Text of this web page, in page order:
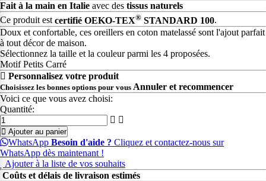
Fait à la main en Italie avec des tissus naturels
Ce produit estcertifié OEKO-TEX® STANDARD 100.
Doux et confortable, ces oreillers en coton matelassé sont l'ajout parfait
à tout décor de maison.
Sélectionnez la taille et la couleur parmi les 4 proposées.
Motif Petits Carré
Personnalisez votre produit
Choisissez les bonnes options pour vous Annuler et recommencer
Voici ce que vous avez choisi:
Quantité:
Ajouter au panier
WhatsApp Besoin d'aide ? Cliquez et contactez-nous sur
WhatsApp dès maintenant !
Ajouter à la liste de vos souhaits
Coûts et délais de livraison estimés